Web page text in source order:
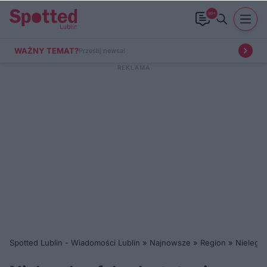
99+
WAŻNY TEMAT?Prześlij newsa!
Spotted Lublin - Wiadomości Lublin » Najnowsze » Region »